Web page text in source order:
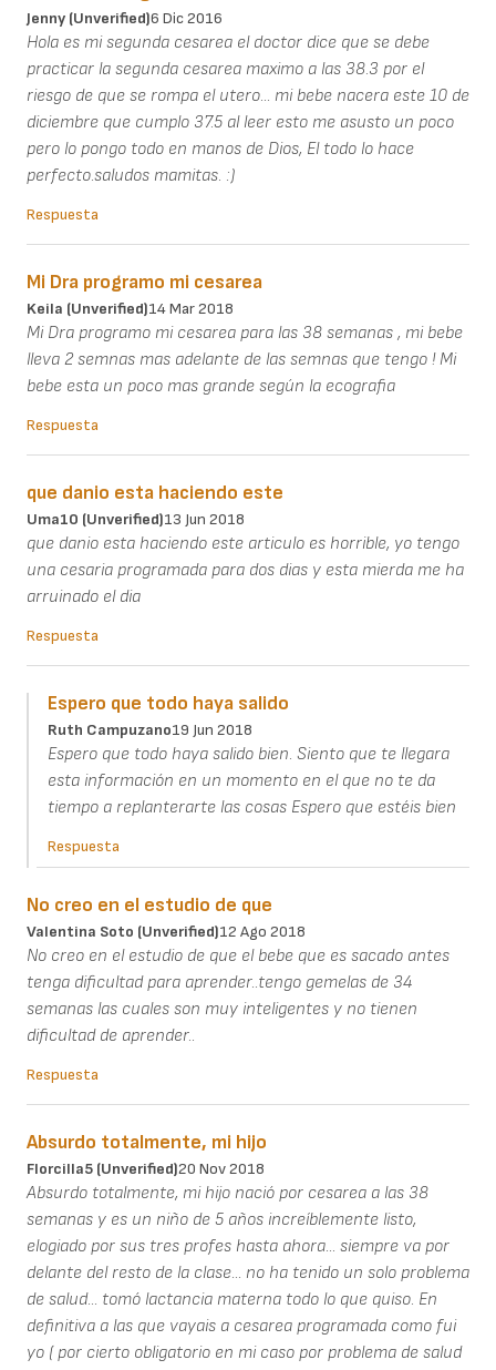
Jenny (unverified)6 Dic 2016
Hola es mi segunda cesarea el doctor dice que se debe
practicar la segunda cesarea maximo a las 38.3 por el
riesgo de que se rompa el utero... mi bebe nacera este 10 de
diciembre que cumplo 37.5 al leer esto me asusto un poco
pero lo pongo todo en manos de Dios, El todo lo hace
perfecto.saludos mamitas. :)
Respuesta
Mi Dra programo mi cesarea
Keila (unverified)14 Mar 2018
Mi Dra programo mi cesarea para las 38 semanas , mi bebe
lleva 2 semnas mas adelante de las semnas que tengo ! Mi
bebe esta un poco mas grande según la ecografia
Respuesta
que danio esta haciendo este
Uma10 (unverified)13 Jun 2018
que danio esta haciendo este articulo es horrible, yo tengo
una cesaria programada para dos dias y esta mierda me ha
arruinado el dia
Respuesta
Espero que todo haya salido
Ruth Campuzano19 Jun 2018
Espero que todo haya salido bien. Siento que te llegara
esta información en un momento en el que no te da
tiempo a replanterarte las cosas Espero que estéis bien
Respuesta
No creo en el estudio de que
Valentina Soto (unverified)12 Ago 2018
No creo en el estudio de que el bebe que es sacado antes
tenga dificultad para aprender..tengo gemelas de 34
semanas las cuales son muy inteligentes y no tienen
dificultad de aprender..
Respuesta
Absurdo totalmente, mi hijo
Florcilla5 (unverified)20 Nov 2018
Absurdo totalmente, mi hijo nació por cesarea a las 38
semanas y es un niño de 5 años increíblemente listo,
elogiado por sus tres profes hasta ahora... siempre va por
delante del resto de la clase... no ha tenido un solo problema
de salud... tomó lactancia materna todo lo que quiso. En
definitiva a las que vayais a cesarea programada como fui
yo ( por cierto obligatorio en mi caso por problema de salud